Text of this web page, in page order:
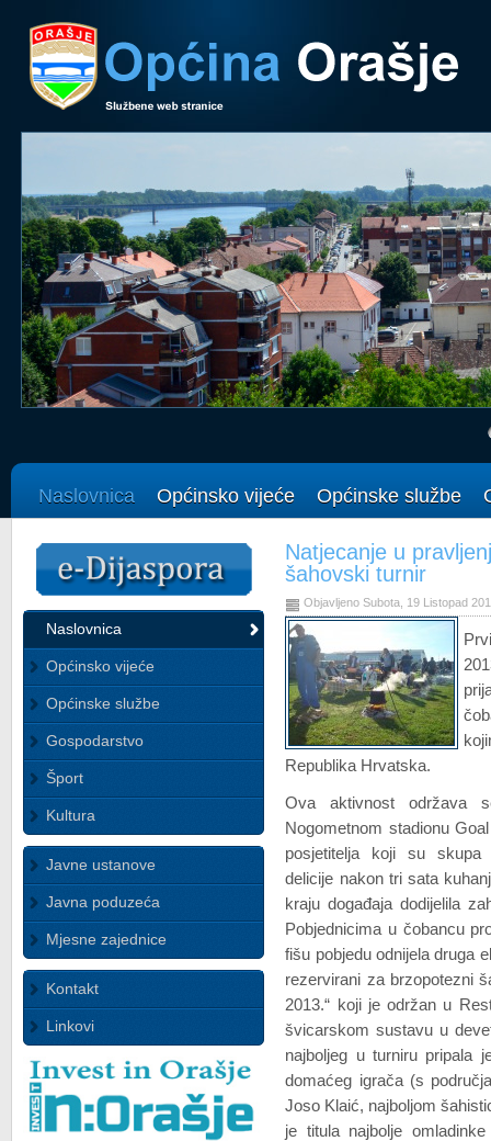
Naslovnica Općinsko vijeće Općinske službe
Naslovnica
Općinsko vijeće
Općinske službe
Gospodarstvo
Šport
Kultura
Javne ustanove
Javna poduzeća
Mjesne zajednice
Kontakt
Linkovi
Natjecanje u
šahovski turnir
Objavljeno Subota, 19 Listopad
Republika Hrvatska.
Ova aktivnost održava
Nogometnom stadionu
posjetitelja koji su skupa
delicije nakon tri sata
kraju događaja dodijelila
Pobjednicima u čobancu
fišu pobjedu odnijela druga
rezervirani za brzopotezni
2013.“ koji je održan u
švicarskom sustavu u
najboljeg u turniru pripala
domaćeg igrača (s
Joso Klaić, najboljom
je titula najbolje